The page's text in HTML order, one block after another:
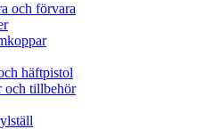
och förvara
häftpistol
och tillbehör